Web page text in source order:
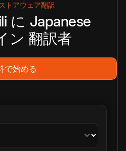
トアウェア翻訳
に Japanese
ン 翻訳者
で始める